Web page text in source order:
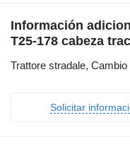
Información
T25-178 cabeza
Trattore stradale,
Solicitar